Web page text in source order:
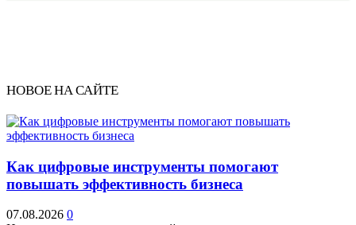
НОВОЕ НА САЙТЕ
Как цифровые инструменты помогают
повышать эффективность бизнеса
07.08.2026 0